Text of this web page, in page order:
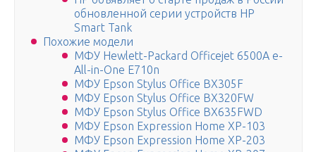
обновленной серии устройств HP
Smart Tank
Похожие модели
МФУ Hewlett-Packard Officejet 6500A e-
All-in-One E710n
МФУ Epson Stylus Office BX305F
МФУ Epson Stylus Office BX320FW
МФУ Epson Stylus Office BX635FWD
МФУ Epson Expression Home XP-103
МФУ Epson Expression Home XP-203